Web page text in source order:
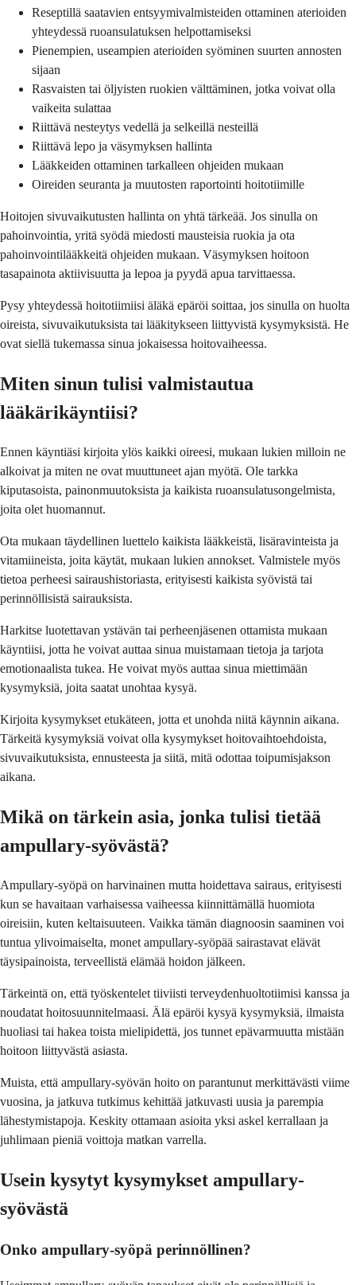
Reseptillä saatavien entsyymivalmisteiden ottaminen aterioiden
yhteydessä ruoansulatuksen helpottamiseksi
Pienempien, useampien aterioiden syöminen suurten annosten
sijaan
Rasvaisten tai öljyisten ruokien välttäminen, jotka voivat olla
vaikeita sulattaa
Riittävä nesteytys vedellä ja selkeillä nesteillä
Riittävä lepo ja väsymyksen hallinta
Lääkkeiden ottaminen tarkalleen ohjeiden mukaan
Oireiden seuranta ja muutosten raportointi hoitotiimille
Hoitojen sivuvaikutusten hallinta on yhtä tärkeää. Jos sinulla on
pahoinvointia, yritä syödä miedosti mausteisia ruokia ja ota
pahoinvointilääkkeitä ohjeiden mukaan. Väsymyksen hoitoon
tasapainota aktiivisuutta ja lepoa ja pyydä apua tarvittaessa.
Pysy yhteydessä hoitotiimiisi äläkä epäröi soittaa, jos sinulla on huolta
oireista, sivuvaikutuksista tai lääkitykseen liittyvistä kysymyksistä. He
ovat siellä tukemassa sinua jokaisessa hoitovaiheessa.
Miten sinun tulisi valmistautua
lääkärikäyntiisi?
Ennen käyntiäsi kirjoita ylös kaikki oireesi, mukaan lukien milloin ne
alkoivat ja miten ne ovat muuttuneet ajan myötä. Ole tarkka
kiputasoista, painonmuutoksista ja kaikista ruoansulatusongelmista,
joita olet huomannut.
Ota mukaan täydellinen luettelo kaikista lääkkeistä, lisäravinteista ja
vitamiineista, joita käytät, mukaan lukien annokset. Valmistele myös
tietoa perheesi sairaushistoriasta, erityisesti kaikista syövistä tai
perinnöllisistä sairauksista.
Harkitse luotettavan ystävän tai perheenjäsenen ottamista mukaan
käyntiisi, jotta he voivat auttaa sinua muistamaan tietoja ja tarjota
emotionaalista tukea. He voivat myös auttaa sinua miettimään
kysymyksiä, joita saatat unohtaa kysyä.
Kirjoita kysymykset etukäteen, jotta et unohda niitä käynnin aikana.
Tärkeitä kysymyksiä voivat olla kysymykset hoitovaihtoehdoista,
sivuvaikutuksista, ennusteesta ja siitä, mitä odottaa toipumisjakson
aikana.
Mikä on tärkein asia, jonka tulisi tietää
ampullary-syövästä?
Ampullary-syöpä on harvinainen mutta hoidettava sairaus, erityisesti
kun se havaitaan varhaisessa vaiheessa kiinnittämällä huomiota
oireisiin, kuten keltaisuuteen. Vaikka tämän diagnoosin saaminen voi
tuntua ylivoimaiselta, monet ampullary-syöpää sairastavat elävät
täysipainoista, terveellistä elämää hoidon jälkeen.
Tärkeintä on, että työskentelet tiiviisti terveydenhuoltotiimisi kanssa ja
noudatat hoitosuunnitelmaasi. Älä epäröi kysyä kysymyksiä, ilmaista
huoliasi tai hakea toista mielipidettä, jos tunnet epävarmuutta mistään
hoitoon liittyvästä asiasta.
Muista, että ampullary-syövän hoito on parantunut merkittävästi viime
vuosina, ja jatkuva tutkimus kehittää jatkuvasti uusia ja parempia
lähestymistapoja. Keskity ottamaan asioita yksi askel kerrallaan ja
juhlimaan pieniä voittoja matkan varrella.
Usein kysytyt kysymykset ampullary-
syövästä
Onko ampullary-syöpä perinnöllinen?